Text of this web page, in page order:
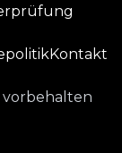
Kontakt